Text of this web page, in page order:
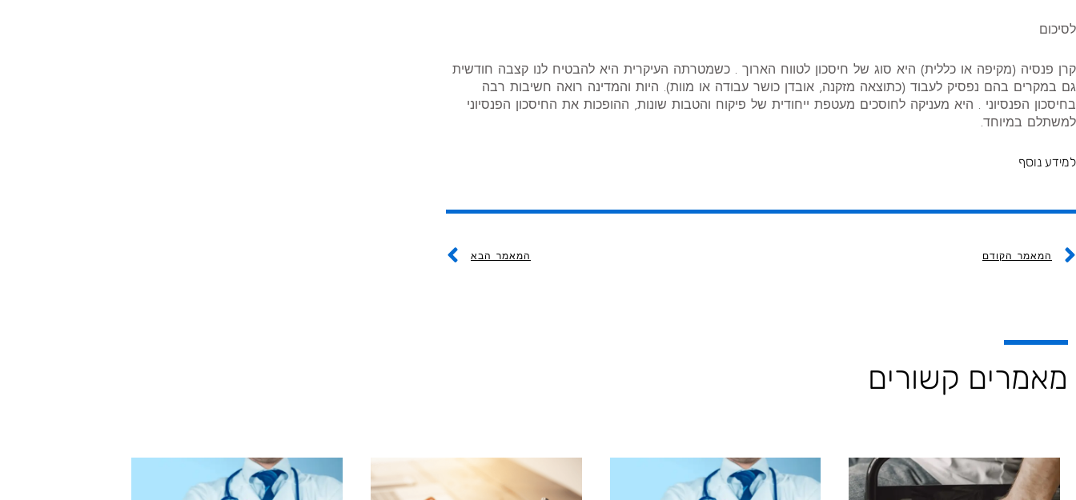
לסיכום
קרן פנסיה (מקיפה או כללית) היא סוג של חיסכון לטווח הארוך . כשמטרתה העיקרית היא להבטיח לנו קצבה חודשית
גם במקרים בהם נפסיק לעבוד (כתוצאה מזקנה, אובדן כושר עבודה או מוות). היות והמדינה רואה חשיבות רבה
בחיסכון הפנסיוני . היא מעניקה לחוסכים מעטפת ייחודית של פיקוח והטבות שונות, ההופכות את החיסכון הפנסיוני
למשתלם במיוחד.
למידע נוסף
Prev
המאמר הקודם המאמר הבא
Next
מאמרים קשורים